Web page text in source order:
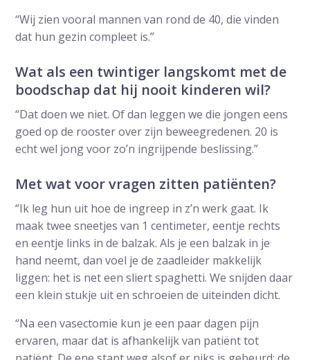
“Wij zien vooral mannen van rond de 40, die vinden
dat hun gezin compleet is.”
Wat als een twintiger langskomt met de
boodschap dat hij nooit kinderen wil?
“Dat doen we niet. Of dan leggen we die jongen eens
goed op de rooster over zijn beweegredenen. 20 is
echt wel jong voor zo’n ingrijpende beslissing.”
Met wat voor vragen zitten patiënten?
“Ik leg hun uit hoe de ingreep in z’n werk gaat. Ik
maak twee sneetjes van 1 centimeter, eentje rechts
en eentje links in de balzak. Als je een balzak in je
hand neemt, dan voel je de zaadleider makkelijk
liggen: het is net een sliert spaghetti. We snijden daar
een klein stukje uit en schroeien de uiteinden dicht.
“Na een vasectomie kun je een paar dagen pijn
ervaren, maar dat is afhankelijk van patiënt tot